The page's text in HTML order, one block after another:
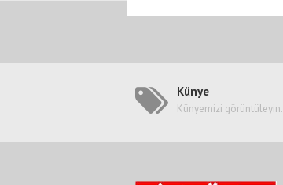
Künye
Künyemizi görüntüleyin.